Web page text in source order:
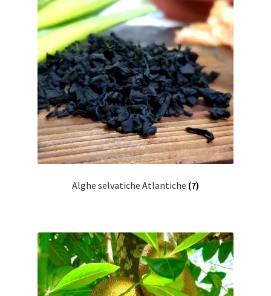
Alghe selvatiche Atlantiche (7)